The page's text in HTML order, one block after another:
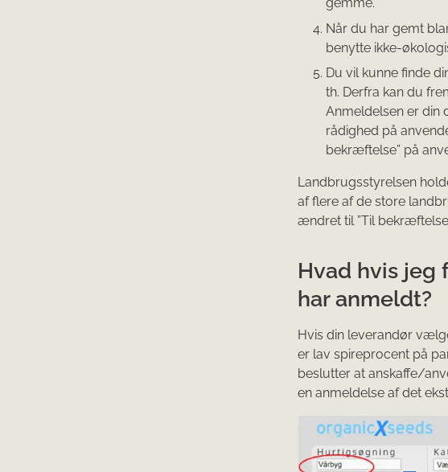
Når du har gemt
benytte ikke-
Du vil kunne finde
th. Derfra kan du
Anmeldelsen er din
rådighed på
bekræftelse” på
Landbrugsstyrelsen
af flere af de store
ændret til ”Til
Hvad hvis jeg
har anmeldt?
Hvis din leverandør
er lav spireprocent på
beslutter at anskaffe/
en anmeldelse af det